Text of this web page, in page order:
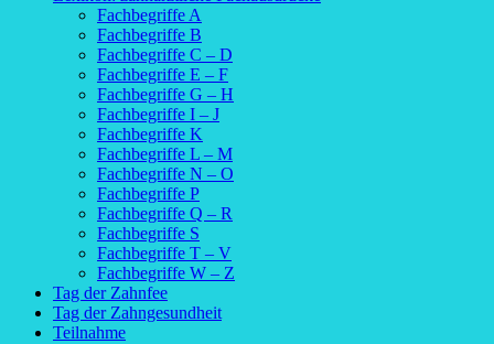
Fachbegriffe A
Fachbegriffe B
Fachbegriffe C – D
Fachbegriffe E – F
Fachbegriffe G – H
Fachbegriffe I – J
Fachbegriffe K
Fachbegriffe L – M
Fachbegriffe N – O
Fachbegriffe P
Fachbegriffe Q – R
Fachbegriffe S
Fachbegriffe T – V
Fachbegriffe W – Z
Tag der Zahnfee
Tag der Zahngesundheit
Teilnahme